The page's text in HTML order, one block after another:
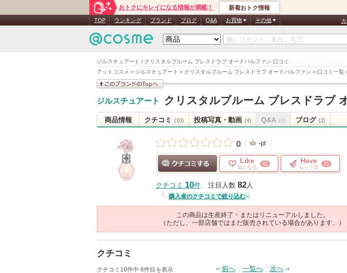
ジルスチュアート / クリスタルブルーム ブレスドラブ オードパルファン 口コミ
アットコスメ > ジルスチュアート > クリスタルブルーム ブレスドラブ オードパルファン > 口コミ一覧
おトクにキレイになる情報が満載！ 新着おトク情報
TOP ランキング ブランド ブログ Q&A お買物 その他
ジルスチュアート クリスタルブルーム ブレスドラブ
商品情報 クチコミ (10) 投稿写真・動画 (4) Q&A (0) ブログ (2)
0 -pt
Like
気になる
82 Have
もってる
21
クチコミ 10件 注目人数 82人
購入者のクチコミで絞り込む
この商品は生産終了・またはリニューアルしました。
（ただし、一部店舗ではまだ販売されている場合があります。）
クチコミ
クチコミ10件中 6件目を表示 前へ 一覧へ 次へ